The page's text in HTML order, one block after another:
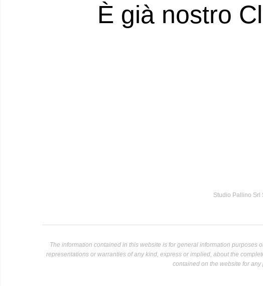
È già nostro
Studio Pallino Srl
The information contained in this website is for general information purposes
representations or warranties of any kind, express or implied, about the
contained on the website for